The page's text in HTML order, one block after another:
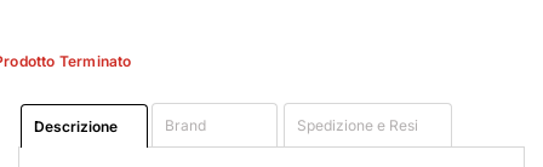
Terminato
Descrizione Brand Spedizione e Resi